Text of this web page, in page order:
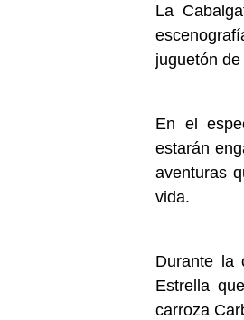
La
juguetón
En el
estarán
aventuras
vida.
Durante la
Estrella
carroza